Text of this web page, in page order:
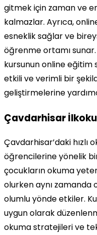
gitmek için zaman ve
kalmazlar. Ayrıca,
esneklik sağlar ve
öğrenme ortamı sunar.
kursunun online
etkili ve verimli bir
geliştirmelerine
Çavdarhisar
Çavdarhisar’daki hızlı
öğrencilerine yönelik
çocukların okuma
olurken aynı zamanda
olumlu yönde etkiler.
uygun olarak
okuma stratejileri ve